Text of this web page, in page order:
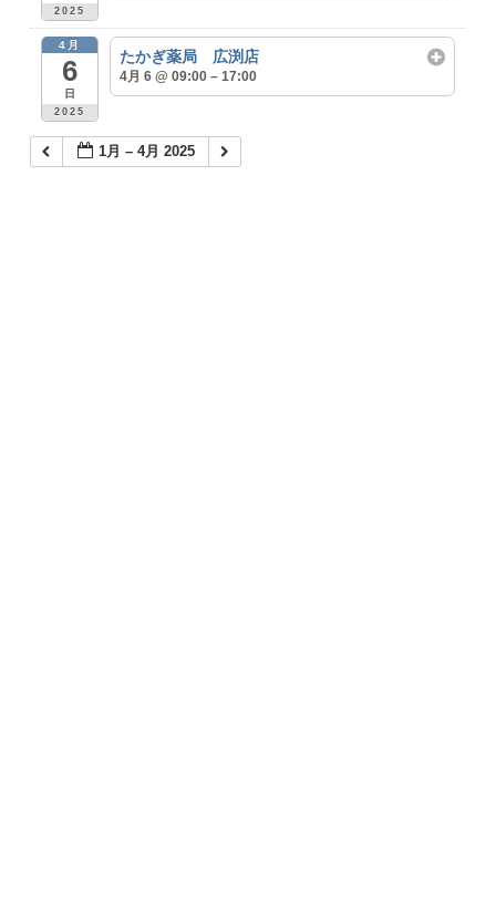
2025
4月
6
日
2025
たかぎ薬局 広渕店
4月 6 @ 09:00 – 17:00
1月 – 4月 2025